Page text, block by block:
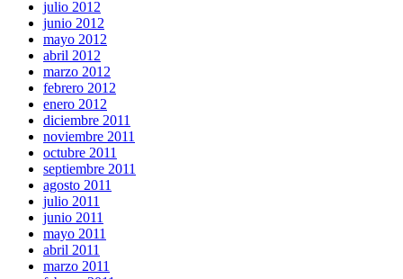
julio 2012
junio 2012
mayo 2012
abril 2012
marzo 2012
febrero 2012
enero 2012
diciembre 2011
noviembre 2011
octubre 2011
septiembre 2011
agosto 2011
julio 2011
junio 2011
mayo 2011
abril 2011
marzo 2011